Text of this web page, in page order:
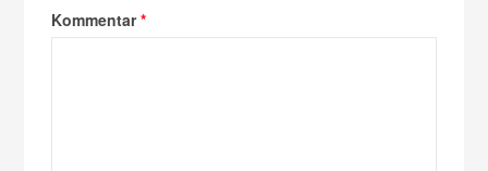
Kommentar*